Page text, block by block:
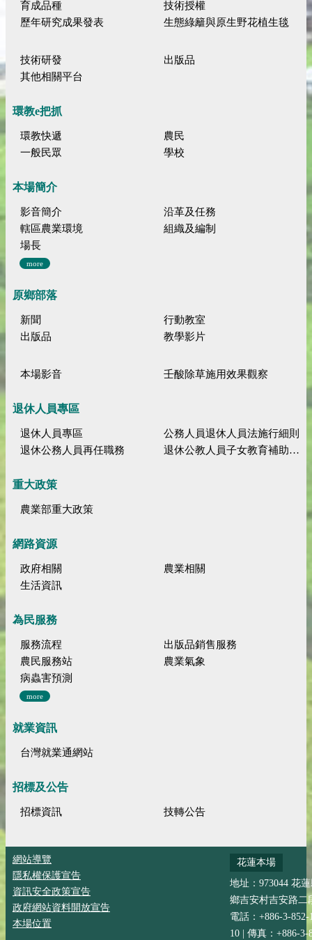
育成品種
技術授權
歷年研究成果發表
生態綠籬與原生野花植生毯
技術研發
出版品
其他相關平台
環教e把抓
環教快遞
農民
一般民眾
學校
本場簡介
影音簡介
沿革及任務
轄區農業環境
組織及編制
場長
more
原鄉部落
新聞
行動教室
出版品
教學影片
本場影音 壬酸除草施用效果觀察
退休人員專區
退休人員專區
公務人員退休人員法施行細則
退休公務人員再任職務
退休公教人員子女教育補助規定
重大政策
農業部重大政策
網路資源
政府相關
農業相關
生活資訊
為民服務
服務流程
出版品銷售服務
農民服務站
農業氣象
病蟲害預測
more
就業資訊
台灣就業通網站
招標及公告
招標資訊 技轉公告
網站導覽
隱私權保護宣告
資訊安全政策宣告
政府網站資料開放宣告
本場位置
花蓮本場
地址：973044 花
鄉吉安村吉安路二
電話：+886-3-852-
10 | 傳真：+886-3-